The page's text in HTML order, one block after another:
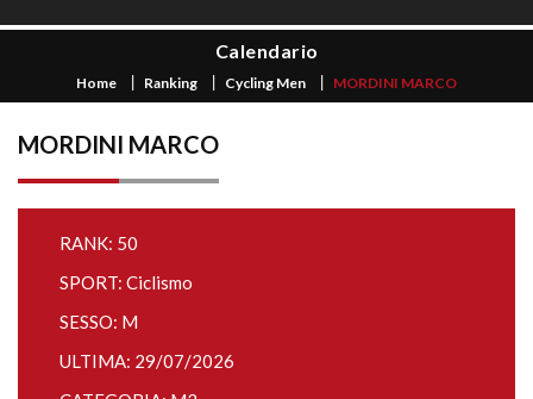
Calendario
Home Ranking Cycling Men MORDINI MARCO
MORDINI MARCO
RANK: 50
SPORT: Ciclismo
SESSO: M
ULTIMA: 29/07/2026